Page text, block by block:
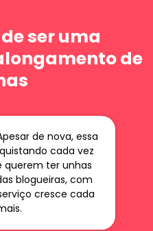
ser uma
de
de nova, essa
cada vez
querem ter unhas
blogueiras, com
cresce cada